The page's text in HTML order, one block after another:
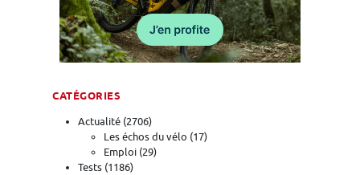
CATÉGORIES
Actualité (2706)
Les échos du vélo (17)
Emploi (29)
Tests (1186)